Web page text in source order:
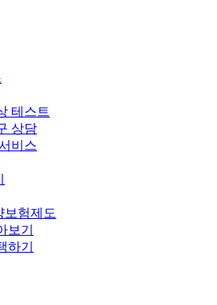
테스트
상담
비스
보험제도
보기
하기